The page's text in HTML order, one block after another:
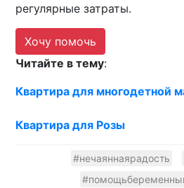
регулярные затраты.
Хочу помочь
Читайте в тему:
Квартира для многодетной
Квартира для Розы
#нечаяннаярадость